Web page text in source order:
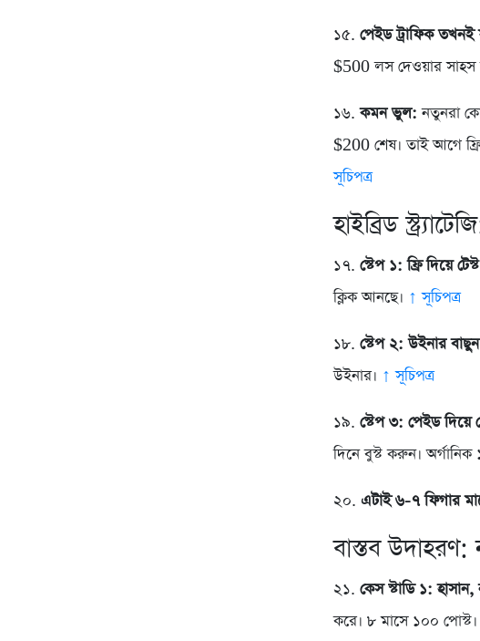
১৫.পেইড ট্রাফিক
$500 লস দেওয়ার
১৬.কমন ভুল: নতুনরা
$200 শেষ। তাই আগে
সূচিপত্র
হাইব্রিড
১৭.স্টেপ ১: ফ্রি দিয়ে
ক্লিক আনছে। ↑ সূচিপত্র
১৮.স্টেপ ২: উইনার
উইনার। ↑ সূচিপত্র
১৯.স্টেপ ৩: পেইড দিয়ে
দিনে বুস্ট করুন।
২০.এটাই ৬-৭ ফিগার
বাস্তব
২১.কেস স্টাডি ১:
করে। ৮ মাসে ১০০